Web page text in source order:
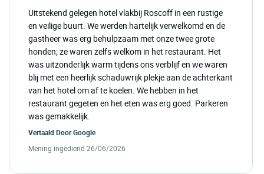
Uitstekend gelegen hotel vlakbij Roscoff in een rustige
en veilige buurt. We werden hartelijk verwelkomd en de
gastheer was erg behulpzaam met onze twee grote
honden; ze waren zelfs welkom in het restaurant. Het
was uitzonderlijk warm tijdens ons verblijf en we waren
blij met een heerlijk schaduwrijk plekje aan de achterkant
van het hotel om af te koelen. We hebben in het
restaurant gegeten en het eten was erg goed. Parkeren
was gemakkelijk.
Vertaald DoorGoogle
Mening ingediend 26/06/2026